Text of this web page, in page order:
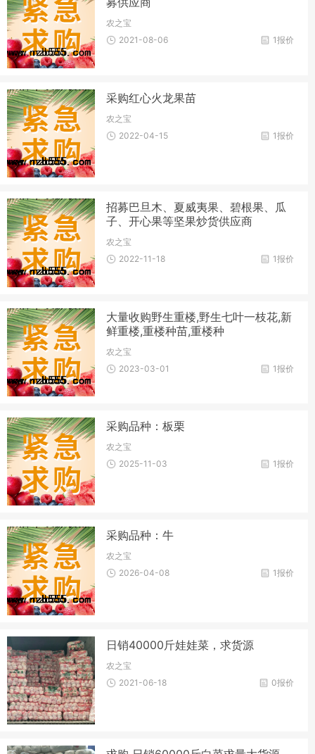
农之宝
1报价
2021-08-06
采购红心火龙果苗
农之宝
1报价
2022-04-15
招募巴旦木、夏威夷果、碧根果、瓜
子、开心果等坚果炒货供应商
农之宝
1报价
2022-11-18
大量收购野生重楼,野生七叶一枝花,新
鲜重楼,重楼种苗,重楼种
农之宝
1报价
2023-03-01
采购品种：板栗
农之宝
1报价
2025-11-03
采购品种：牛
农之宝
1报价
2026-04-08
日销40000斤娃娃菜，求货源
农之宝
0报价
2021-06-18